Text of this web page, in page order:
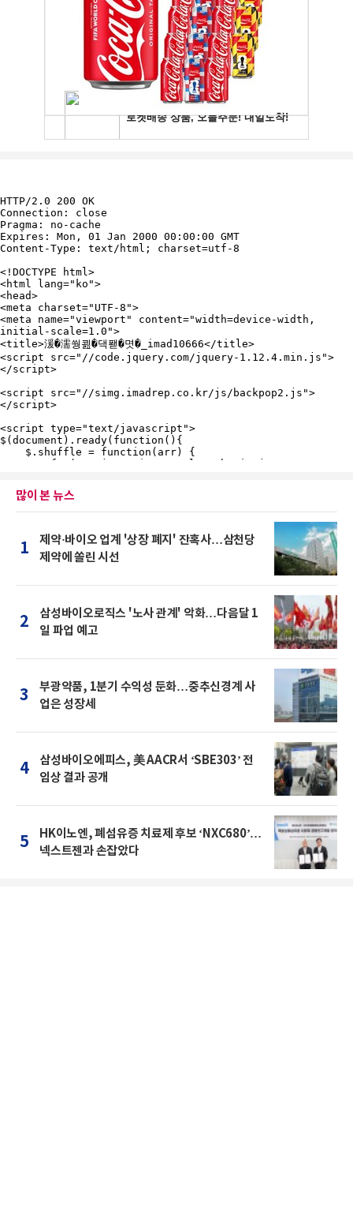
많이 본 뉴스
1
제약·바이오 업계 '상장 폐지' 잔혹사…삼천당
제약에 쏠린 시선
2
삼성바이오로직스 '노사 관계' 악화…다음달 1
일 파업 예고
3
부광약품, 1분기 수익성 둔화…중추신경계 사
업은 성장세
4
삼성바이오에피스, 美 AACR서 ‘SBE303’ 전
임상 결과 공개
5
HK이노엔, 폐섬유증 치료제 후보 ‘NXC680’…
넥스트젠과 손잡았다